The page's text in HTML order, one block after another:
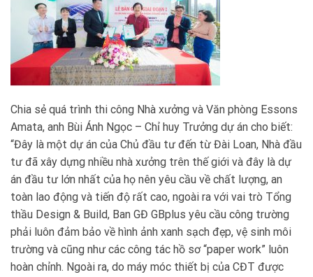
Chia sẻ quá trình thi công Nhà xưởng và Văn phòng Essons
Amata, anh Bùi Ánh Ngọc – Chỉ huy Trưởng dự án cho biết:
“Đây là một dự án của Chủ đầu tư đến từ Đài Loan, Nhà đầu
tư đã xây dựng nhiều nhà xưởng trên thế giới và đây là dự
án đầu tư lớn nhất của họ nên yêu cầu về chất lượng, an
toàn lao động và tiến độ rất cao, ngoài ra với vai trò Tổng
thầu Design & Build, Ban GĐ GBplus yêu cầu công trường
phải luôn đảm bảo về hình ảnh xanh sạch đẹp, vệ sinh môi
trường và cũng như các công tác hồ sơ “paper work” luôn
hoàn chỉnh. Ngoài ra, do máy móc thiết bị của CĐT được